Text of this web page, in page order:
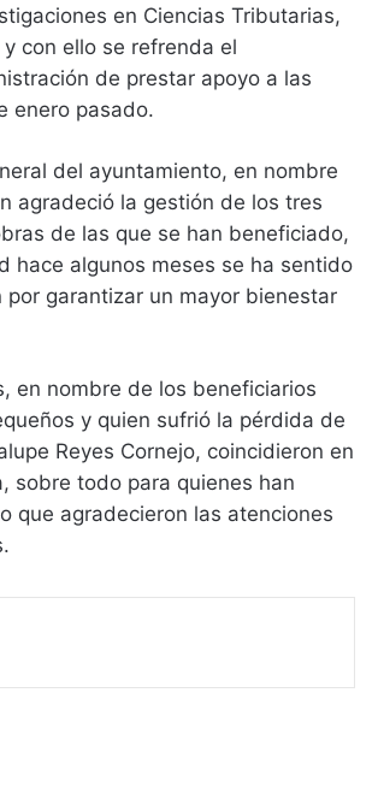
en Ciencias Tributarias,
con ello se refrenda el
de prestar apoyo a las
enero pasado.
del ayuntamiento, en nombre
agradeció la gestión de los tres
de las que se han beneficiado,
hace algunos meses se ha sentido
garantizar un mayor bienestar
en nombre de los beneficiarios
y quien sufrió la pérdida de
Reyes Cornejo, coincidieron en
sobre todo para quienes han
que agradecieron las atenciones